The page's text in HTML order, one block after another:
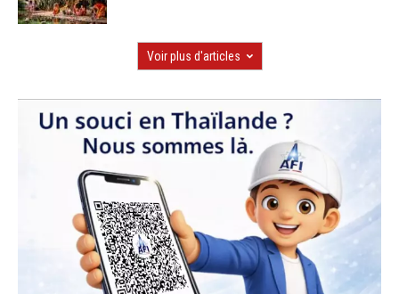
Voir plus d'articles